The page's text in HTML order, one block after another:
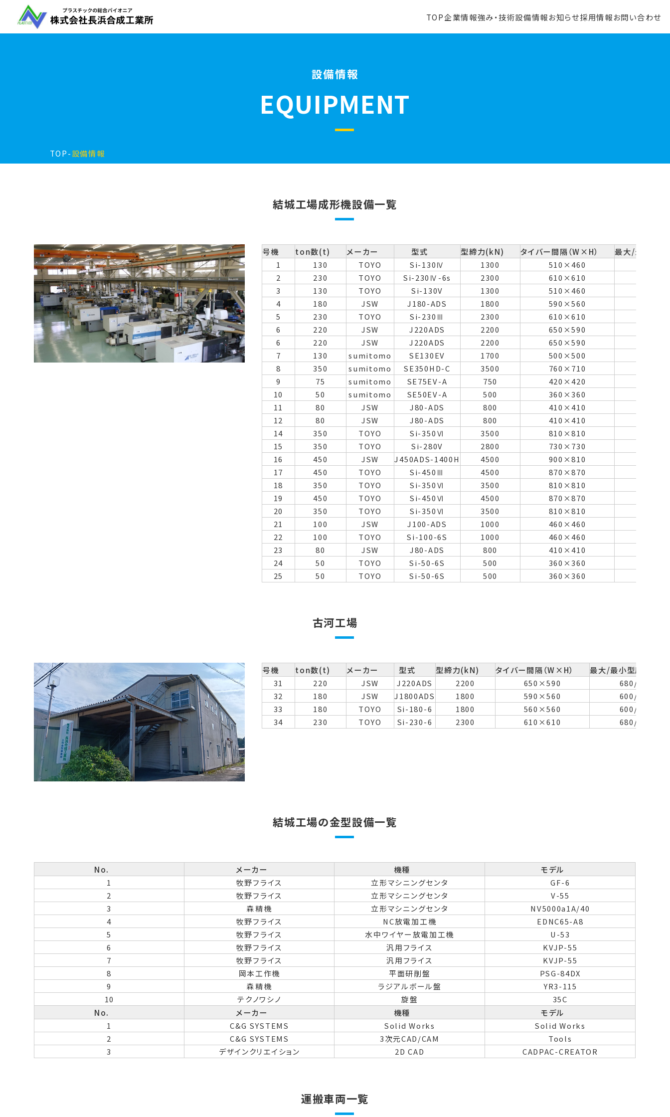
TOP企業情報強み・技術設備情報お知らせ採用情報お問い合わせ
設備情報
EQUIPMENT
TOP-設備情報
結城工場成形機設備一覧
号機 ton数(t) メーカー 型式 型締力(kN) タイバー間隔（W×H） 最大/最小型
1 130 TOYO Si-130Ⅳ 1300 510×460
2
230 TOYO Si-230Ⅳ-6s 2300 610×610
3
130 TOYO Si-130V 1300 510×460
4
180 JSW J180-ADS 1800 590×560
5
230 TOYO Si-230Ⅲ 2300 610×610
6
220 JSW J220ADS 2200 650×590
6
220 JSW J220ADS 2200 650×590
7
130 sumitomo SE130EV 1700 500×500
8
350 sumitomo SE350HD-C 3500 760×710
9
75 sumitomo SE75EV-A 750 420×420
10
50 sumitomo SE50EV-A 500 360×360
11
80 JSW J80-ADS 800 410×410
12
80 JSW J80-ADS 800 410×410
14
350 TOYO Si-350Ⅵ 3500 810×810
15
350 TOYO Si-280V 2800 730×730
16
450 JSW J450ADS-1400H 4500 900×810
17
450 TOYO Si-450Ⅲ 4500 870×870
18
350 TOYO Si-350Ⅵ 3500 810×810
19
450 TOYO Si-450Ⅵ 4500 870×870
20
350 TOYO Si-350Ⅵ 3500 810×810
21
100 JSW J100-ADS 1000 460×460
22
100 TOYO Si-100-6S 1000 460×460
23
80 JSW J80-ADS 800 410×410
24
50 TOYO Si-50-6S 500 360×360
25
50 TOYO Si-50-6S 500 360×360
古河工場
号機 ton数(t) メーカー 型式 型締力(kN) タイバー間隔（W×H） 最大/最小型厚(mm)
31 220 JSW J220ADS 2200 650×590
680/230
32
180 JSW J1800ADS 1800 590×560
600/200
33
180 TOYO Si-180-6 1800 560×560
600/200
34
230 TOYO Si-230-6 2300 610×610 680/250
結城工場の金型設備一覧
No. メーカー 機種 モデル
1 牧野フライス 立形マシニングセンタ
GF-6
2
牧野フライス 立形マシニングセンタ
V-55
3
森精機 立形マシニングセンタ
NV5000a1A/40
4
牧野フライス NC放電加工機
EDNC65-A8
5
牧野フライス 水中ワイヤー放電加工機
U-53
6
牧野フライス 汎用フライス
KVJP-55
7
牧野フライス 汎用フライス
KVJP-55
8
岡本工作機 平面研削盤
PSG-84DX
9
森精機 ラジアルボール盤
YR3-115
10
テクノワシノ 旋盤 35C
No. メーカー 機種 モデル
1 C&G SYSTEMS Solid Works
Solid Works
2
C&G SYSTEMS 3次元CAD/CAM
Tools
3
デザインクリエイション 2D CAD CADPAC-CREATOR
運搬車両一覧